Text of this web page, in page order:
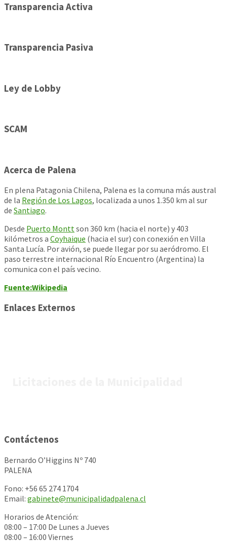
Transparencia Activa
Transparencia Pasiva
Ley de Lobby
SCAM
Acerca de Palena
En plena Patagonia Chilena, Palena es la comuna más austral
de la Región de Los Lagos, localizada a unos 1.350 km al sur
de Santiago.
Desde Puerto Monttson 360 km (hacia el norte) y 403
kilómetros a Coyhaique (hacia el sur) con conexión en Villa
Santa Lucía. Por avión, se puede llegar por su aeródromo. El
paso terrestre internacional Río Encuentro (Argentina) la
comunica con el país vecino.
Fuente:Wikipedia
Enlaces Externos
Contáctenos
Bernardo O’Higgins Nº 740
PALENA
Fono: +56 65 274 1704
Email: gabinete@municipalidadpalena.cl
Horarios de Atención:
08:00 – 17:00 De Lunes a Jueves
08:00 – 16:00 Viernes